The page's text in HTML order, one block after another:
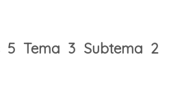
5 Tema 3 Subtema 2